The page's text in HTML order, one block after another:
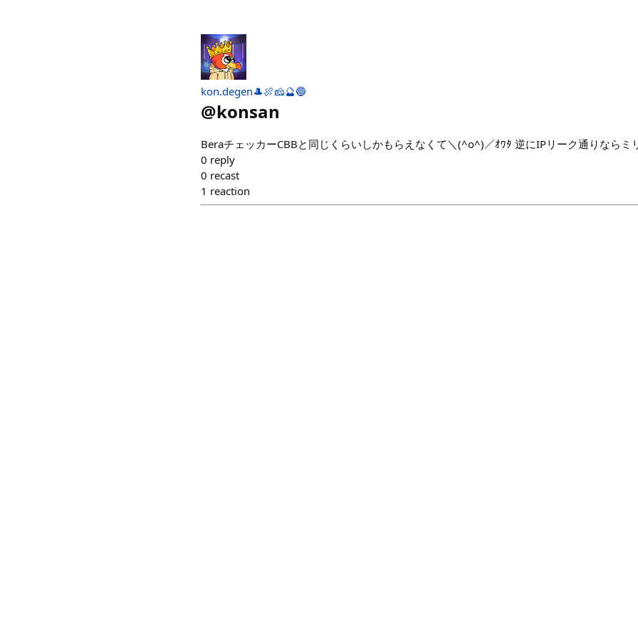
kon.degen🎩🍖🧀🔮🔵
@konsan
BeraチェッカーCBBと同じくらいしかもらえなくて＼(^o^)／ｵﾜﾀ 逆にIPリーク通りならミ
0 reply
0 recast
1 reaction